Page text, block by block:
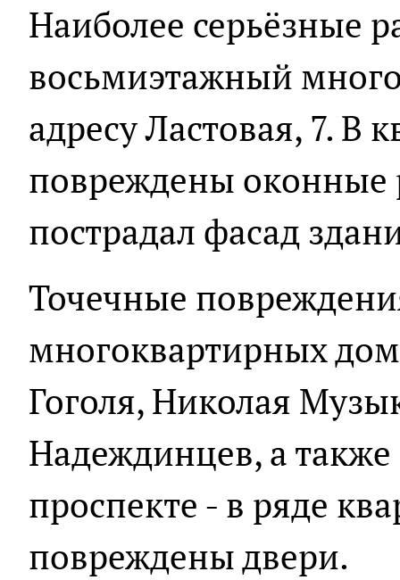
Наиболее серьёзные
восьмиэтажный
адресу Ластовая, 7. В
повреждены
пострадал фасад
Точечные
многоквартирных
Гоголя, Николая
Надеждинцев, а
проспекте - в ряде
повреждены двери.